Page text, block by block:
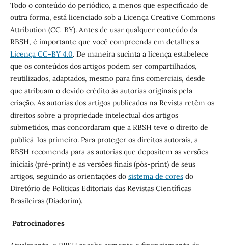
Todo o conteúdo do periódico, a menos que especificado de
outra forma, está licenciado sob a Licença Creative Commons
Attribution (CC-BY). Antes de usar qualquer conteúdo da
RBSH, é importante que você compreenda em detalhes a
Licença CC-BY 4.0. De maneira sucinta a licença estabelece
que os conteúdos dos artigos podem ser compartilhados,
reutilizados, adaptados, mesmo para fins comerciais, desde
que atribuam o devido crédito às autorias originais pela
criação. As autorias dos artigos publicados na Revista retêm os
direitos sobre a propriedade intelectual dos artigos
submetidos, mas concordaram que a RBSH teve o direito de
publicá-los primeiro. Para proteger os direitos autorais, a
RBSH recomenda para as autorias que depositem as versões
iniciais (pré-print) e as versões finais (pós-print) de seus
artigos, seguindo as orientações do sistema de coresdo
Diretório de Políticas Editoriais das Revistas Científicas
Brasileiras (Diadorim).
Patrocinadores